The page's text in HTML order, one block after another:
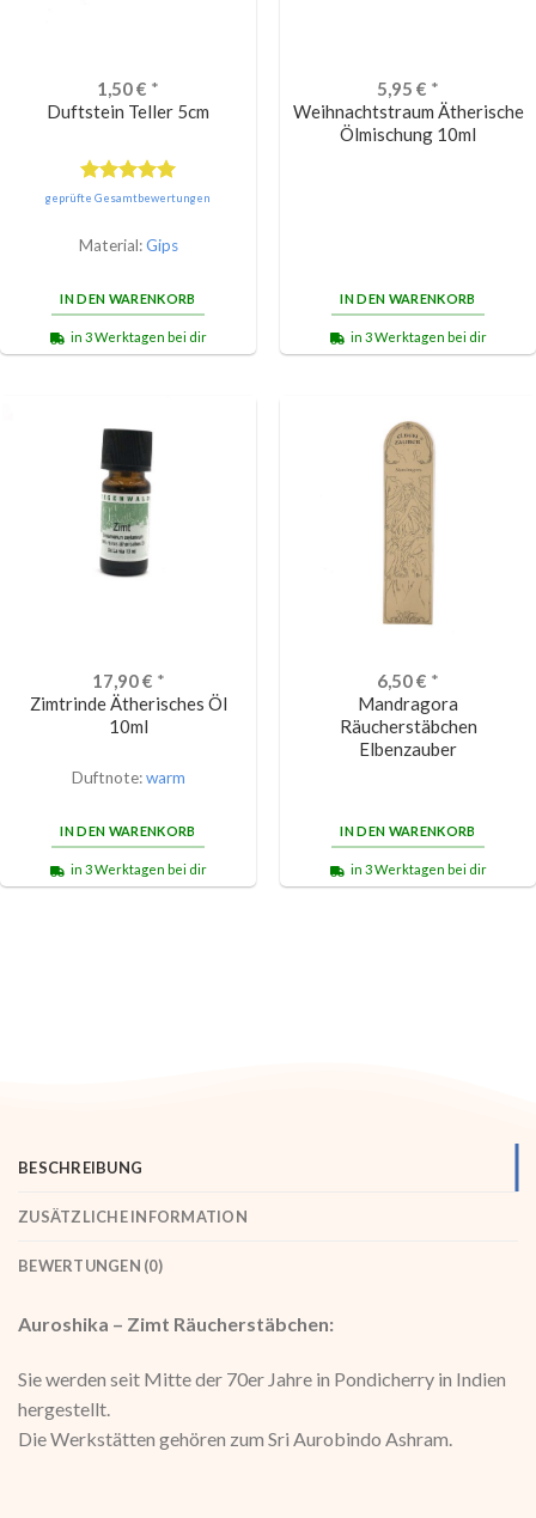
1,50€ *
Duftstein Teller 5cm
Bewertet
von 5
geprüfte Gesamtbewertungen
Material:Gips
IN DEN WARENKORB
in 3 Werktagen bei dir
5,95 € *
Weihnachtstraum Ätherische
Ölmischung 10ml
IN DEN WARENKORB
in 3 Werktagen bei dir
17,90€ *
Zimtrinde Ätherisches Öl
10ml
Duftnote:warm
IN DEN WARENKORB
in 3 Werktagen bei dir
6,50€ *
Mandragora
Räucherstäbchen
Elbenzauber
IN DEN WARENKORB
in 3 Werktagen bei dir
BESCHREIBUNG
ZUSÄTZLICHE INFORMATION
BEWERTUNGEN (0)
Auroshika – Zimt Räucherstäbchen:
Sie werden seit Mitte der 70er Jahre in Pondicherry in Indien
hergestellt.
Die Werkstätten gehören zum Sri Aurobindo Ashram.